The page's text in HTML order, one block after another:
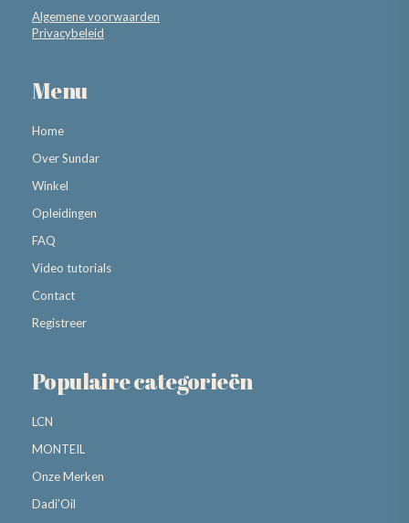
Algemene voorwaarden
Privacybeleid
Menu
Home
Over Sundar
Winkel
Opleidingen
FAQ
Video tutorials
Contact
Registreer
Populaire categorieën
LCN
MONTEIL
Onze Merken
Dadi’Oil